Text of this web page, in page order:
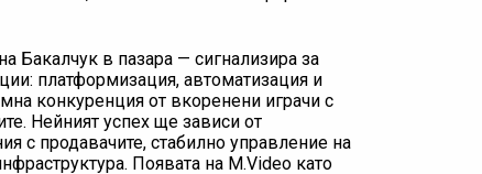
Бакалчук в пазара — сигнализира за
платформизация, автоматизация и
конкуренция от вкоренени играчи с
Нейният успех ще зависи от
с продавачите, стабилно управление на
Появата на M.Video като